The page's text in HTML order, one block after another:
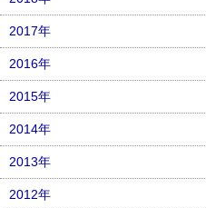
2017年
2016年
2015年
2014年
2013年
2012年